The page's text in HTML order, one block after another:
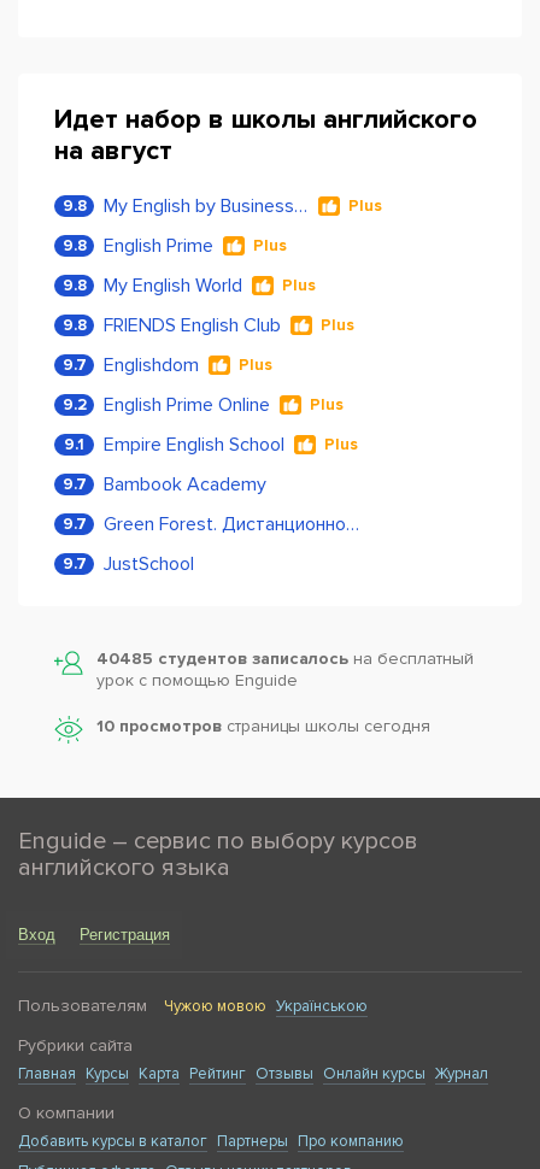
Идет набор в школы английского
на август
9.8 My English by Business Language Plus
9.8 English Prime Plus
9.8 My English World Plus
9.8 FRIENDS English Club Plus
9.7 Englishdom Plus
9.2 English Prime Online Plus
9.1 Empire English School Plus
9.7 Bambook Academy
9.7 Green Forest. Дистанционное обучение
9.7 JustSchool
40485 студентов записалось на бесплатный
урок с помощью Enguide
10 просмотров страницы школы сегодня
Enguide – сервис по выбору курсов
английского языка
Вход Регистрация
Пользователям Чужою мовою Українською
Рубрики сайта
Главная Курсы Карта Рейтинг Отзывы Онлайн курсы Журнал
О компании
Добавить курсы в каталог Партнеры
Про компанию